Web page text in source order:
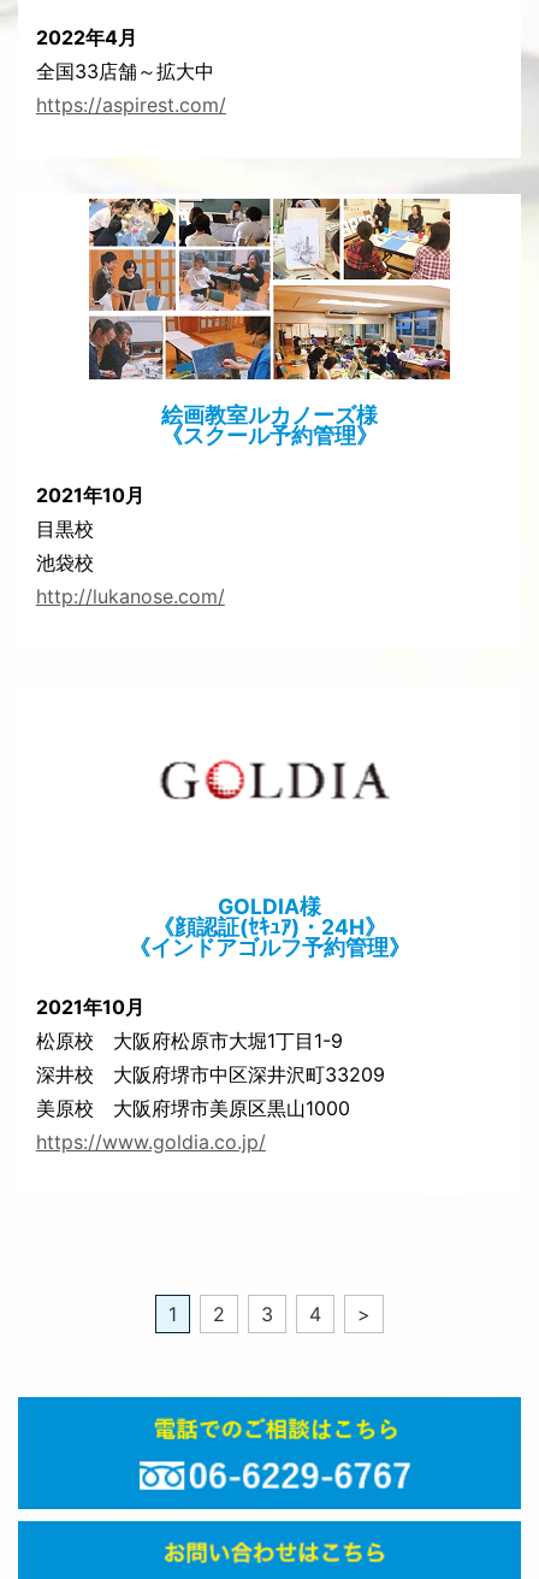
2022年4月
全国33店舗～拡大中
https://aspirest.com/
絵画教室ルカノーズ様
《スクール予約管理》
2021年10月
目黒校
池袋校
http://lukanose.com/
GOLDIA様
《顔認証(ｾｷｭｱ)・24H》
《インドアゴルフ予約管理》
2021年10月
松原校 大阪府松原市大堀1丁目1-9
深井校 大阪府堺市中区深井沢町33209
美原校 大阪府堺市美原区黒山1000
https://www.goldia.co.jp/
1 2 3 4 >